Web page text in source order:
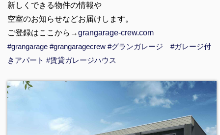
新しくできる物件の情報や
空室のお知らせなどお届けします。
ご登録はここから→grangarage-crew.com
#grangarage #grangaragecrew #グランガレージ
#ガレージ付
きアパート #賃貸ガレージハウス